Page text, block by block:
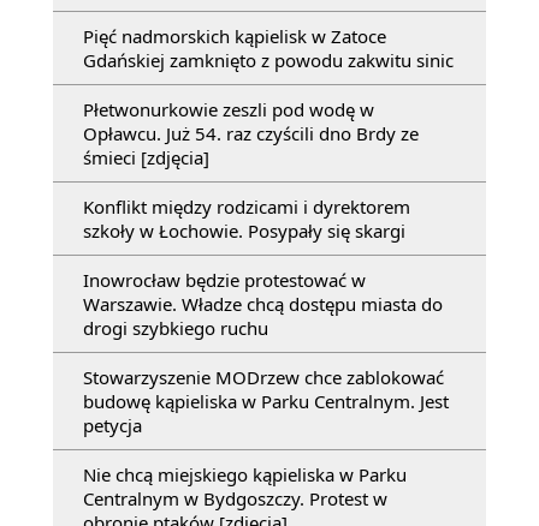
Pięć nadmorskich kąpielisk w Zatoce
Gdańskiej zamknięto z powodu zakwitu sinic
Płetwonurkowie zeszli pod wodę w
Opławcu. Już 54. raz czyścili dno Brdy ze
śmieci [zdjęcia]
Konflikt między rodzicami i dyrektorem
szkoły w Łochowie. Posypały się skargi
Inowrocław będzie protestować w
Warszawie. Władze chcą dostępu miasta do
drogi szybkiego ruchu
Stowarzyszenie MODrzew chce zablokować
budowę kąpieliska w Parku Centralnym. Jest
petycja
Nie chcą miejskiego kąpieliska w Parku
Centralnym w Bydgoszczy. Protest w